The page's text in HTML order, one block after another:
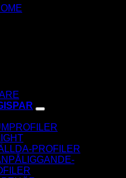
PROFILER